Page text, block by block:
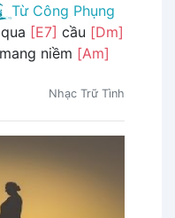
Từ Công Phụng
[E7] cầu [Dm]
niềm [Am]
Nhạc Trữ Tình